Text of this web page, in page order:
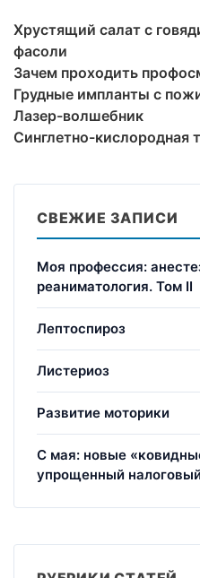
Хрустящий салат с
фасоли
Зачем проходить
Грудные импланты с
Лазер-волшебник
Синглетно-кислородная
СВЕЖИЕ ЗАПИСИ
Моя профессия:
реаниматология. Том II
Лептоспироз
Листериоз
Развитие моторики
С мая: новые
упрощенный